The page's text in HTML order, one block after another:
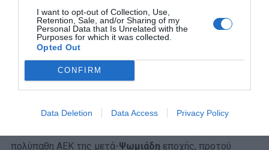
I want to opt-out of Collection, Use,
Retention, Sale, and/or Sharing of my
Personal Data that Is Unrelated with the
Purposes for which it was collected.
Opted Out
CONFIRM
Data Deletion Data Access Privacy Policy
Αν μη τι άλλο, ο Κρητικός παραγωγός και παράγοντας
πολύπαθη ΑΕΚ της μετά-Ψωμιάδη εποχής, προτού